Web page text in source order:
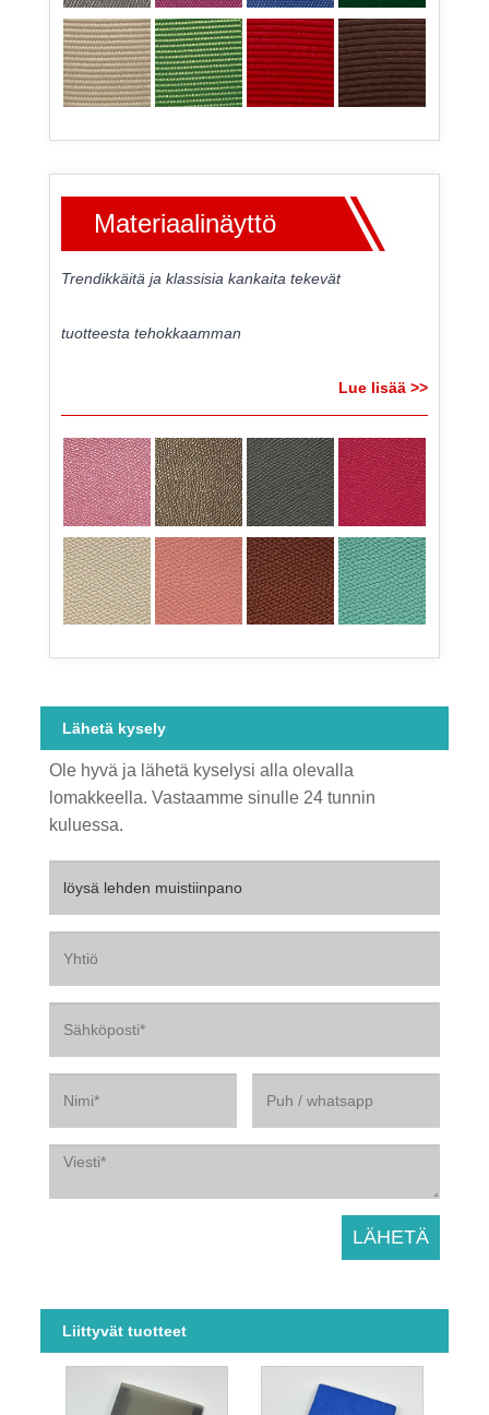
Materiaalinäyttö
Trendikkäitä ja klassisia kankaita tekevät
tuotteesta tehokkaamman
Lue lisää >>
Lähetä kysely
Ole hyvä ja lähetä kyselysi alla olevalla
lomakkeella. Vastaamme sinulle 24 tunnin
kuluessa.
Liittyvät tuotteet